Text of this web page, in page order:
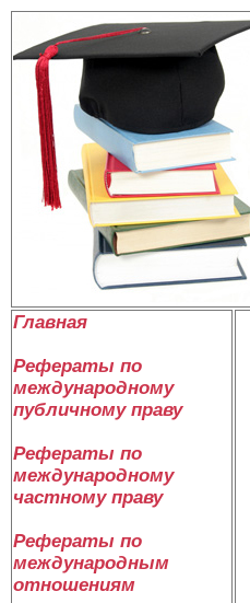
Главная
Рефераты по
международному
публичному праву
Рефераты по
международному
частному праву
Рефераты по
международным
отношениям